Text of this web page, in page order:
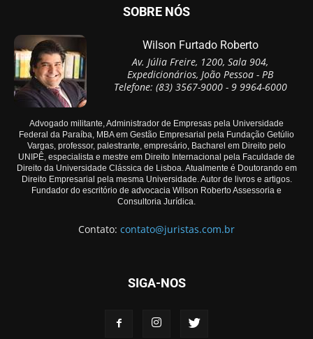
SOBRE NÓS
Wilson Furtado Roberto
Av. Júlia Freire, 1200, Sala 904,
Expedicionários, João Pessoa - PB
Telefone: (83) 3567-9000 - 9 9964-6000
Advogado militante, Administrador de Empresas pela Universidade
Federal da Paraíba, MBA em Gestão Empresarial pela Fundação Getúlio
Vargas, professor, palestrante, empresário, Bacharel em Direito pelo
UNIPÊ, especialista e mestre em Direito Internacional pela Faculdade de
Direito da Universidade Clássica de Lisboa. Atualmente é Doutorando em
Direito Empresarial pela mesma Universidade. Autor de livros e artigos.
Fundador do escritório de advocacia Wilson Roberto Assessoria e
Consultoria Jurídica.
Contato: contato@juristas.com.br
SIGA-NOS